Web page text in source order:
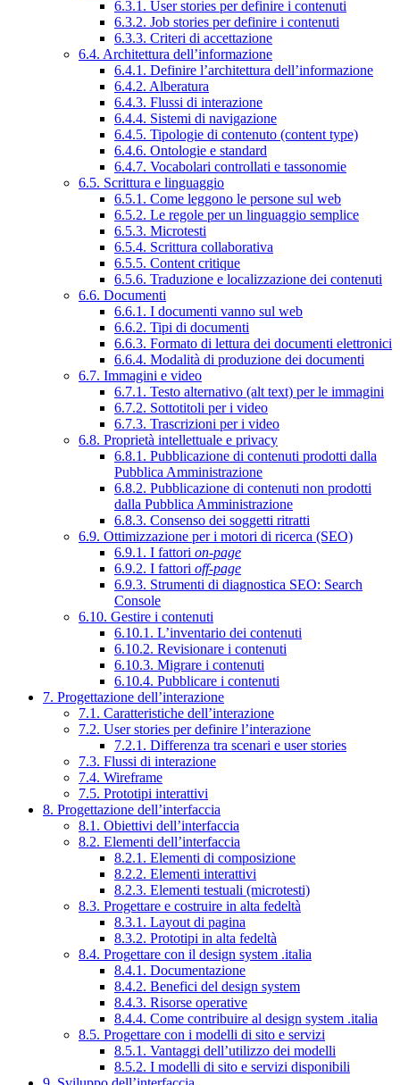
6.3.1. User stories per definire i contenuti
6.3.2. Job stories per definire i contenuti
6.3.3. Criteri di accettazione
6.4. Architettura dell’informazione
6.4.1. Definire l’architettura dell’informazione
6.4.2. Alberatura
6.4.3. Flussi di interazione
6.4.4. Sistemi di navigazione
6.4.5. Tipologie di contenuto (content type)
6.4.6. Ontologie e standard
6.4.7. Vocabolari controllati e tassonomie
6.5. Scrittura e linguaggio
6.5.1. Come leggono le persone sul web
6.5.2. Le regole per un linguaggio semplice
6.5.3. Microtesti
6.5.4. Scrittura collaborativa
6.5.5. Content critique
6.5.6. Traduzione e localizzazione dei contenuti
6.6. Documenti
6.6.1. I documenti vanno sul web
6.6.2. Tipi di documenti
6.6.3. Formato di lettura dei documenti elettronici
6.6.4. Modalità di produzione dei documenti
6.7. Immagini e video
6.7.1. Testo alternativo (alt text) per le immagini
6.7.2. Sottotitoli per i video
6.7.3. Trascrizioni per i video
6.8. Proprietà intellettuale e privacy
6.8.1. Pubblicazione di contenuti prodotti dalla
Pubblica Amministrazione
6.8.2. Pubblicazione di contenuti non prodotti
dalla Pubblica Amministrazione
6.8.3. Consenso dei soggetti ritratti
6.9. Ottimizzazione per i motori di ricerca (SEO)
6.9.1. I fattori on-page
6.9.2. I fattori off-page
6.9.3. Strumenti di diagnostica SEO: Search
Console
6.10. Gestire i contenuti
6.10.1. L’inventario dei contenuti
6.10.2. Revisionare i contenuti
6.10.3. Migrare i contenuti
6.10.4. Pubblicare i contenuti
7. Progettazione dell’interazione
7.1. Caratteristiche dell’interazione
7.2. User stories per definire l’interazione
7.2.1. Differenza tra scenari e user stories
7.3. Flussi di interazione
7.4. Wireframe
7.5. Prototipi interattivi
8. Progettazione dell’interfaccia
8.1. Obiettivi dell’interfaccia
8.2. Elementi dell’interfaccia
8.2.1. Elementi di composizione
8.2.2. Elementi interattivi
8.2.3. Elementi testuali (microtesti)
8.3. Progettare e costruire in alta fedeltà
8.3.1. Layout di pagina
8.3.2. Prototipi in alta fedeltà
8.4. Progettare con il design system .italia
8.4.1. Documentazione
8.4.2. Benefici del design system
8.4.3. Risorse operative
8.4.4. Come contribuire al design system .italia
8.5. Progettare con i modelli di sito e servizi
8.5.1. Vantaggi dell’utilizzo dei modelli
8.5.2. I modelli di sito e servizi disponibili